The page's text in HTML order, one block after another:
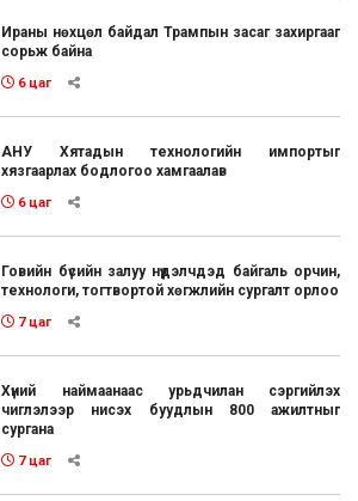
Ираны нөхцөл байдал Трампын засаг захиргааг
сорьж байна
6 цаг
АНУ Хятадын технологийн импортыг
хязгаарлах бодлогоо хамгаалав
6 цаг
Говийн бүсийн залуу нүүдэлчдэд байгаль орчин,
технологи, тогтвортой хөгжлийн сургалт орлоо
7 цаг
Хүний наймаанаас урьдчилан сэргийлэх
чиглэлээр нисэх буудлын 800 ажилтныг
сургана
7 цаг